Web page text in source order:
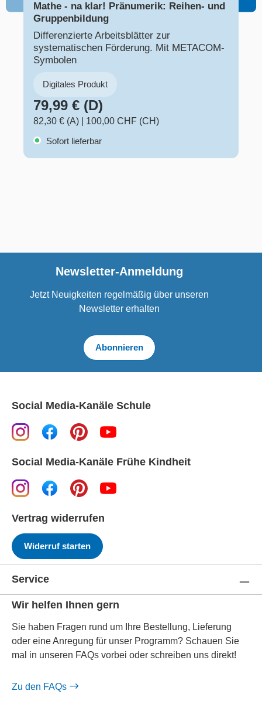
Mathe - na klar! Pränumerik: Reihen- und
Gruppenbildung
Differenzierte Arbeitsblätter zur
systematischen Förderung. Mit METACOM-
Symbolen
Digitales Produkt
79,99 € (D)
82,30 € (A)
100,00 CHF (CH)
Sofort lieferbar
Newsletter-Anmeldung
Jetzt Neuigkeiten regelmäßig über unseren
Newsletter erhalten
Abonnieren
Social Media-Kanäle Schule
Social Media-Kanäle Frühe Kindheit
Vertrag widerrufen
Widerruf starten
Service
Wir helfen Ihnen gern
Sie haben Fragen rund um Ihre Bestellung, Lieferung
oder eine Anregung für unser Programm? Schauen Sie
mal in unseren FAQs vorbei oder schreiben uns direkt!
Zu den FAQs